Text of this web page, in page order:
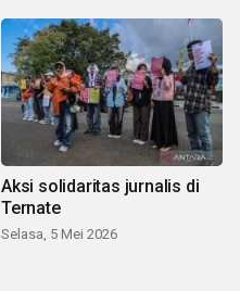
Aksi solidaritas jurnalis di
Ternate
Selasa, 5 Mei 2026